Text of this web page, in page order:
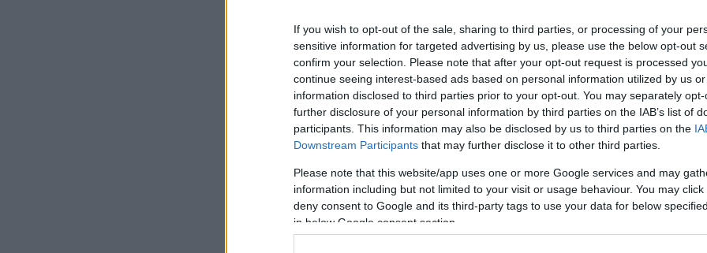
If you wish to opt-out of the sale, sharing to third parties, or processing of your
sensitive information for targeted advertising by us, please use the below opt-out
confirm your selection. Please note that after your opt-out request is processed
continue seeing interest-based ads based on personal information utilized by us
information disclosed to third parties prior to your opt-out. You may separately
further disclosure of your personal information by third parties on the IAB’s list of
participants. This information may also be disclosed by us to third parties on the
Downstream Participants that may further disclose it to other third parties.
Please note that this website/app uses one or more Google services and may
information including but not limited to your visit or usage behaviour. You may
deny consent to Google and its third-party tags to use your data for below
in below Google consent section.
διατέθηκαν για τους σκοπούς του Princess Charlene
Monaco Foundation για την προστασία των παιδιών στη
θάλασσα.